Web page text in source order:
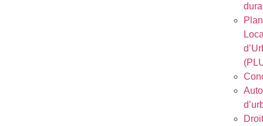
Plan
Droit